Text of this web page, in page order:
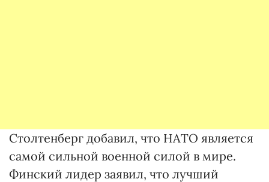
Столтенберг добавил, что НАТО является
самой сильной военной силой в мире.
Финский лидер заявил, что лучший